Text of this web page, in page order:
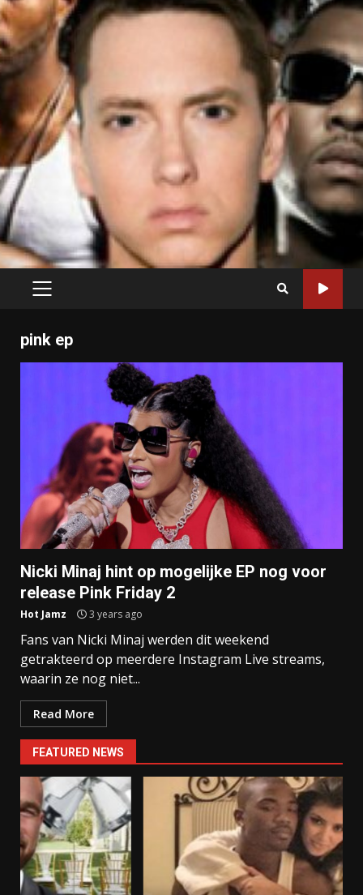
PRIMARY
pink ep
Nicki Minaj hint op mogelijke EP nog voor
release Pink Friday 2
Hot Jamz 3 years ago
Fans van Nicki Minaj werden dit weekend
getrakteerd op meerdere Instagram Live streams,
waarin ze nog niet...
Read More
FEATURED NEWS